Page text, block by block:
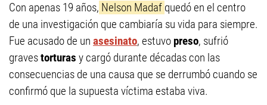
Con apenas 19 años, Nelson Madaf quedó en el centro
de una investigación que cambiaría su vida para siempre.
Fue acusado de un asesinato, estuvo preso, sufrió
gravestorturas y cargó durante décadas con las
consecuencias de una causa que se derrumbó cuando se
confirmó que la supuesta víctima estaba viva.